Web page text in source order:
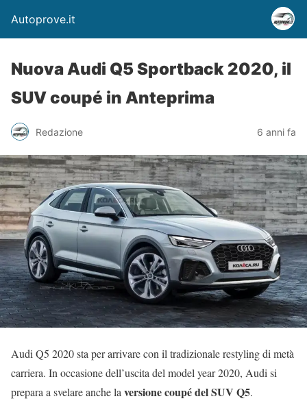
Autoprove.it
Nuova Audi Q5 Sportback 2020, il
SUV coupé in Anteprima
Redazione 6 anni fa
Audi Q5 2020 sta per arrivare con il tradizionale restyling di metà
carriera. In occasione dell’uscita del model year 2020, Audi si
prepara a svelare anche laversione coupé del SUV Q5.